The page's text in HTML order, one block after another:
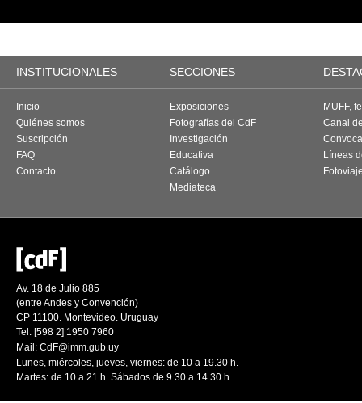
INSTITUCIONALES SECCIONES
Inicio
Quiénes somos
Suscripción
FAQ
Contacto
Exposiciones
Fotografías del CdF
Investigación
Educativa
Catálogo
Mediateca
MUFF,
Canal
Líneas
Av. 18 de Julio 885
(entre Andes y Convención)
CP 11100. Montevideo. Uruguay
Tel: [598 2] 1950 7960
Mail: CdF@imm.gub.uy
Lunes, miércoles, jueves, viernes: de 10 a 19.30 h.
Martes: de 10 a 21 h. Sábados de 9.30 a 14.30 h.